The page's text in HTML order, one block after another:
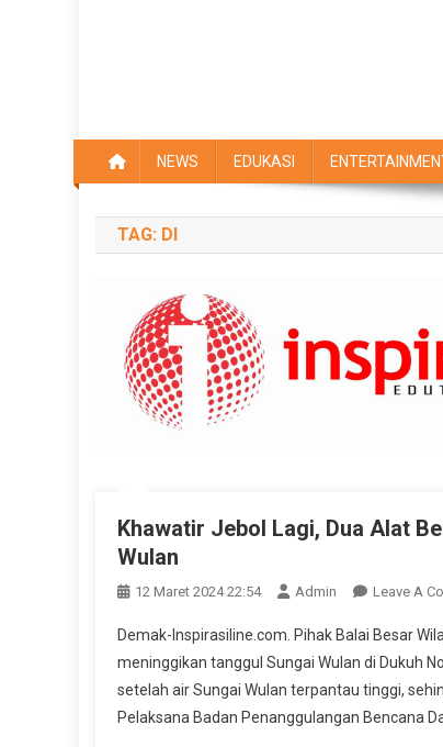
NEWS EDUKASI
TAG: DI
Khawatir Jebol Lagi, Dua Alat
Wulan
12 Maret 2024 22:54 Admin Leave A
Demak-Inspirasiline.com. Pihak Balai Besar
meninggikan tanggul Sungai Wulan di Dukuh
setelah air Sungai Wulan terpantau tinggi,
Pelaksana Badan Penanggulangan Bencana